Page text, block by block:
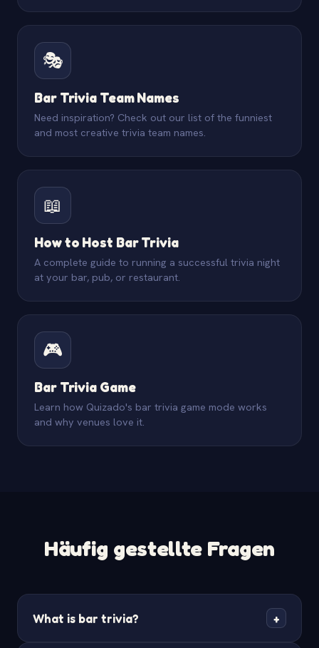
🎭
Bar Trivia Team Names
Need inspiration? Check out our list of the funniest
and most creative trivia team names.
📖
How to Host Bar Trivia
A complete guide to running a successful trivia night
at your bar, pub, or restaurant.
🎮
Bar Trivia Game
Learn how Quizado's bar trivia game mode works
and why venues love it.
Häufig gestellte Fragen
What is bar trivia? +